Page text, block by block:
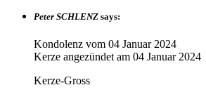
Peter SCHLENZ says:
Kondolenz vom 04 Januar 2024
Kerze angezündet am 04 Januar 2024
Kerze-Gross